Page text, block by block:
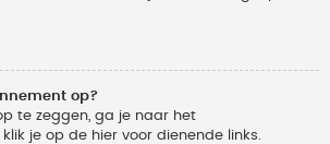
op?
te zeggen, ga je naar het
je op de hier voor dienende links.